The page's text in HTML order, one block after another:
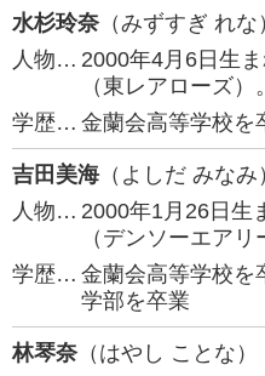
水杉玲奈 （みずすぎ れな
人物… 2000年4月6日生
（東レアローズ）
学歴… 金蘭会高等学校を
吉田美海 （よしだ みなみ
人物… 2000年1月26日生
（デンソーエアリ
学歴… 金蘭会高等学校を
学部を卒業
林琴奈 （はやし ことな）